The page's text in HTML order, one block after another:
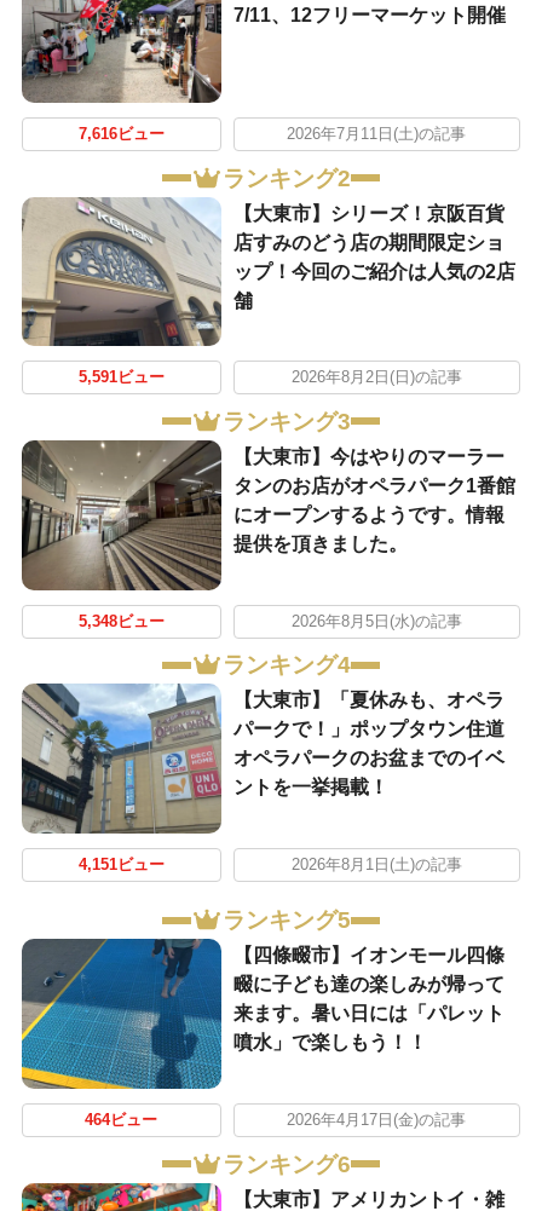
7/11、12フリーマーケット開催
7,616ビュー 2026年7月11日(土)の記事
ランキング2
【大東市】シリーズ！京阪百貨
店すみのどう店の期間限定ショ
ップ！今回のご紹介は人気の2店
舗
5,591ビュー 2026年8月2日(日)の記事
ランキング3
【大東市】今はやりのマーラー
タンのお店がオペラパーク1番館
にオープンするようです。情報
提供を頂きました。
5,348ビュー 2026年8月5日(水)の記事
ランキング4
【大東市】「夏休みも、オペラ
パークで！」ポップタウン住道
オペラパークのお盆までのイベ
ントを一挙掲載！
4,151ビュー 2026年8月1日(土)の記事
ランキング5
【四條畷市】イオンモール四條
畷に子ども達の楽しみが帰って
来ます。暑い日には「パレット
噴水」で楽しもう！！
464ビュー 2026年4月17日(金)の記事
ランキング6
【大東市】アメリカントイ・雑